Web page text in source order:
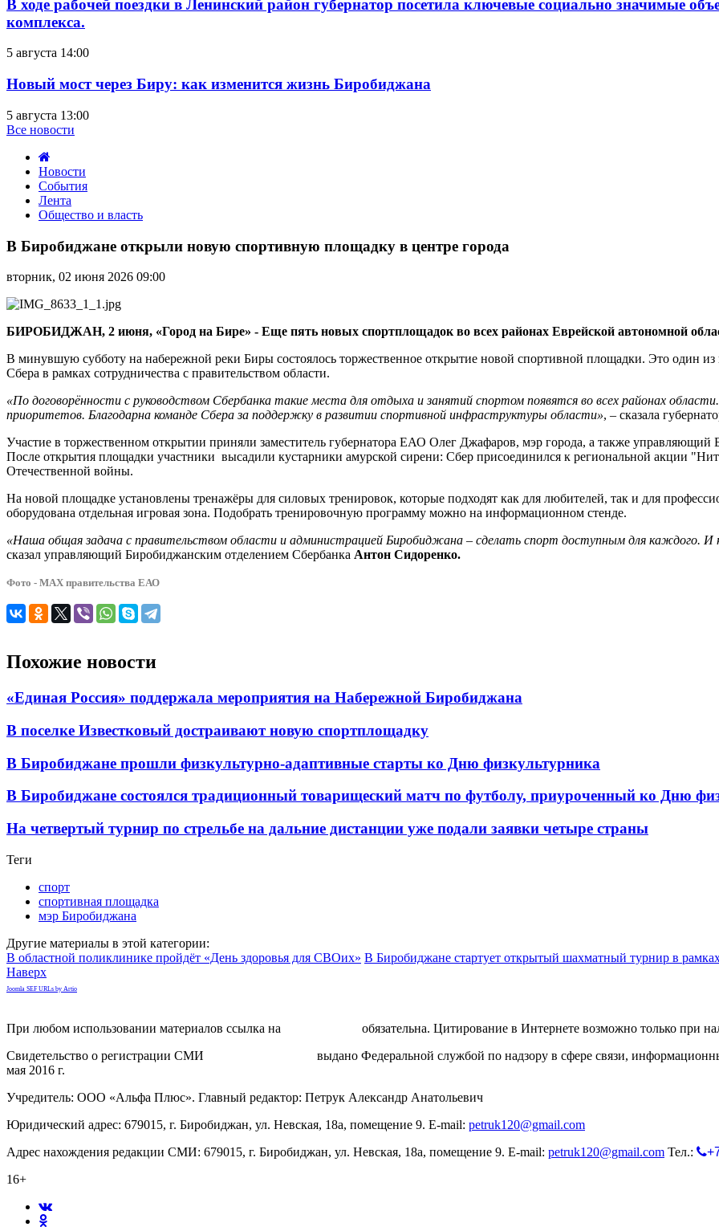
В ходе рабочей поездки в Ленинский район губернатор посетила ключевые социально значимые
комплекса.
5 августа 14:00
Новый мост через Биру: как изменится жизнь Биробиджана
5 августа 13:00
Все новости
Новости
События
Лента
Общество и власть
Биробиджане
открыли
новую
спортивную
площадку
центре
В Биробиджане открыли новую спортивную площадку в центре города
вторник, 02 июня 2026 09:00
БИРОБИДЖАН, 2 июня, «Город на Бире» - Еще пять новых спортплощадок во всех районах Еврейской автономной
В минувшую субботу на набережной реки Биры состоялось торжественное открытие новой спортивной площадки. Это один из
Сбера в рамках сотрудничества с правительством области.
«По договорённости с руководством Сбербанка такие места для отдыха и занятий спортом появятся во всех районах
приоритетов. Благодарна команде Сбера за поддержку в развитии спортивной инфраструктуры области», – сказала
Участие в торжественном открытии приняли заместитель губернатора ЕАО Олег Джафаров, мэр города, а также
После открытия площадки участники высадили кустарники амурской сирени: Сбер присоединился к региональной акции
Отечественной войны.
На новой площадке установлены тренажёры для силовых тренировок, которые подходят как для любителей, так и для
оборудована отдельная игровая зона. Подобрать тренировочную программу можно на информационном стенде.
«Наша общая задача с правительством области и администрацией Биробиджана – сделать спорт доступным для каждого. И
сказал управляющий Биробиджанским отделением Сбербанка Антон Сидоренко.
Фото - МАХ правительства ЕАО
Похожие новости
«Единая Россия» поддержала мероприятия на Набережной Биробиджана
В поселке Известковый достраивают новую спортплощадку
В Биробиджане прошли физкультурно-адаптивные старты ко Дню физкультурника
В Биробиджане состоялся традиционный товарищеский матч по футболу, приуроченный ко Дню
На четвертый турнир по стрельбе на дальние дистанции уже подали заявки четыре страны
Теги
спорт
спортивная площадка
мэр Биробиджана
Другие материалы в этой категории:
В областной поликлинике пройдёт «День здоровья для СВОих» В Биробиджане стартует открытый шахматный турнир в
Наверх
Joomla SEF URLs by Artio
При любом использовании материалов ссылка на
обязательна. Цитирование в Интернете возможно только при
Свидетельство о регистрации СМИ
выдано Федеральной службой по надзору в сфере связи,
мая 2016 г.
Учредитель: ООО «Альфа Плюс». Главный редактор: Петрук Александр Анатольевич
Юридический адрес: 679015, г. Биробиджан, ул. Невская, 18а, помещение 9. E-mail: petruk120@gmail.com
Адрес нахождения редакции СМИ: 679015, г. Биробиджан, ул. Невская, 18а, помещение 9. E-mail: petruk120@gmail.com Тел.:
16+